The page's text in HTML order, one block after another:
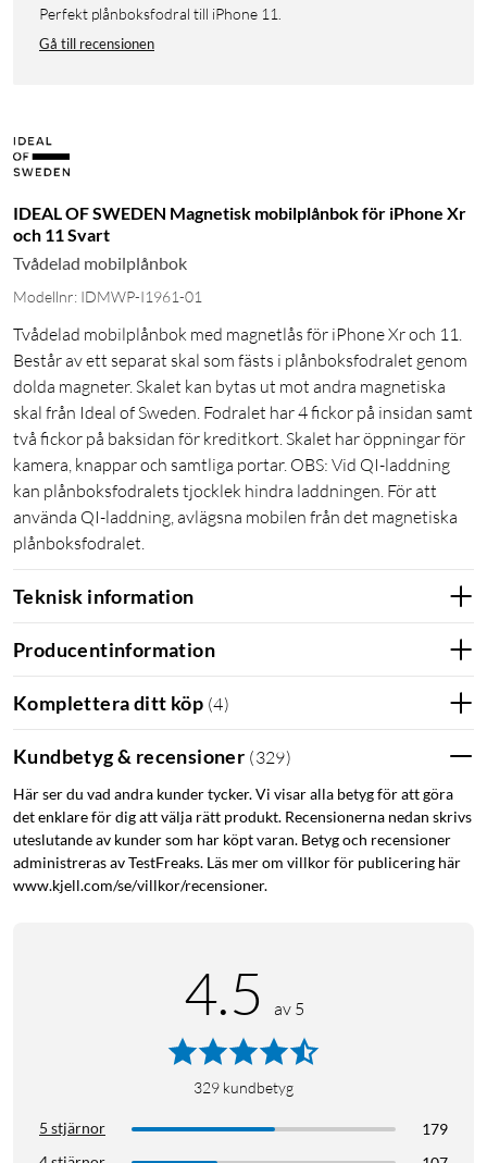
Perfekt plånboksfodral till iPhone 11.
Gå till recensionen
IDEAL OF SWEDEN Magnetisk mobilplånbok för iPhone Xr
och 11 Svart
Tvådelad mobilplånbok
Modellnr: IDMWP-I1961-01
Tvådelad mobilplånbok med magnetlås för iPhone Xr och 11.
Består av ett separat skal som fästs i plånboksfodralet genom
dolda magneter. Skalet kan bytas ut mot andra magnetiska
skal från Ideal of Sweden. Fodralet har 4 fickor på insidan samt
två fickor på baksidan för kreditkort. Skalet har öppningar för
kamera, knappar och samtliga portar. OBS: Vid QI-laddning
kan plånboksfodralets tjocklek hindra laddningen. För att
använda QI-laddning, avlägsna mobilen från det magnetiska
plånboksfodralet.
Teknisk information
Producentinformation
Komplettera ditt köp (4)
Kundbetyg & recensioner (329)
Här ser du vad andra kunder tycker. Vi visar alla betyg för att göra
det enklare för dig att välja rätt produkt. Recensionerna nedan skrivs
uteslutande av kunder som har köpt varan. Betyg och recensioner
administreras av TestFreaks. Läs mer om villkor för publicering här
www.kjell.com/se/villkor/recensioner.
4.5 av 5
329 kundbetyg
5 stjärnor
179